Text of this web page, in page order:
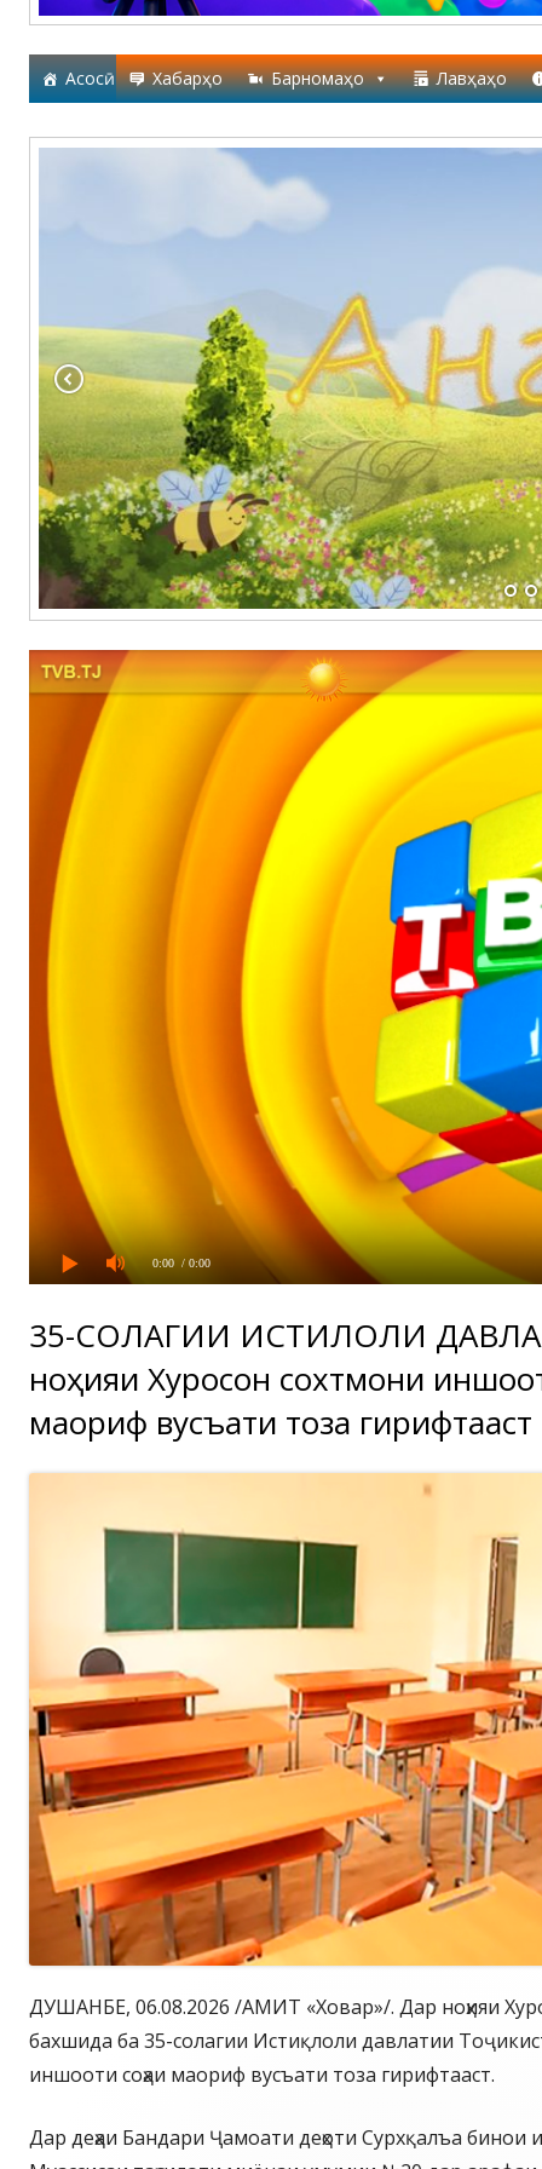
Асосӣ Хабарҳо Барномаҳо Лавҳаҳо
0:00 / 0:00
35-СОЛАГИИ ИСТИҚЛОЛИ
ноҳияи Хуросон сохтмони
маориф вусъати тоза гирифтааст
ДУШАНБЕ, 06.08.2026 /АМИТ «Ховар»/. Дар ноҳияи
бахшида ба 35-солагии Истиқлоли давлатии
иншооти соҳаи маориф вусъати тоза гирифтааст.
Дар деҳаи Бандари Ҷамоати деҳоти Сурхқалъа бинои